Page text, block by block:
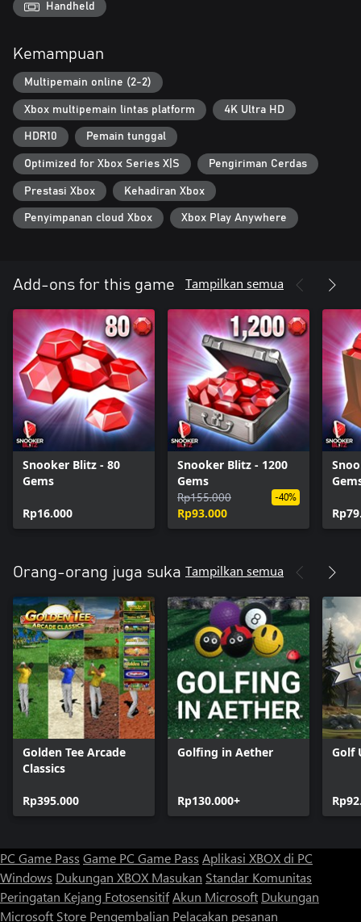
Handheld
Kemampuan
Multipemain online (2-2)
Xbox multipemain lintas platform 4K Ultra HD
HDR10 Pemain tunggal
Optimized for Xbox Series X|S Pengiriman Cerdas
Prestasi Xbox Kehadiran Xbox
Penyimpanan cloud Xbox Xbox Play Anywhere
Add-ons for this game Tampilkan semua
Snooker Blitz - 80
Gems
Rp16.000
Snooker Blitz - 1200
Gems
Rp155.000
Rp93.000
-40%
Orang-orang juga suka Tampilkan semua
Golden Tee Arcade
Classics
Rp395.000
Golfing in Aether
Rp130.000+
Golf
PC Game Pass Game PC Game Pass Aplikasi XBOX di PC
Windows Dukungan XBOX Masukan Standar Komunitas
Peringatan Kejang FotosensitifAkun Microsoft Dukungan
Microsoft Store Pengembalian Pelacakan pesanan